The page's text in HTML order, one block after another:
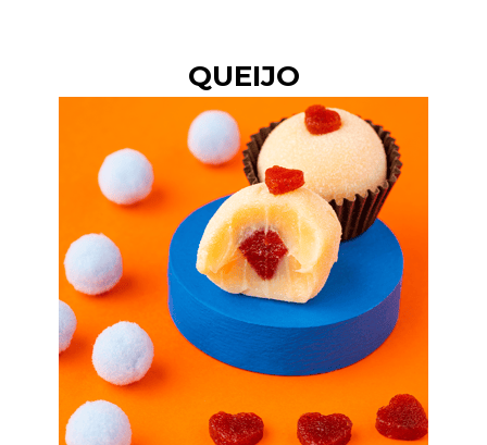
QUEIJO